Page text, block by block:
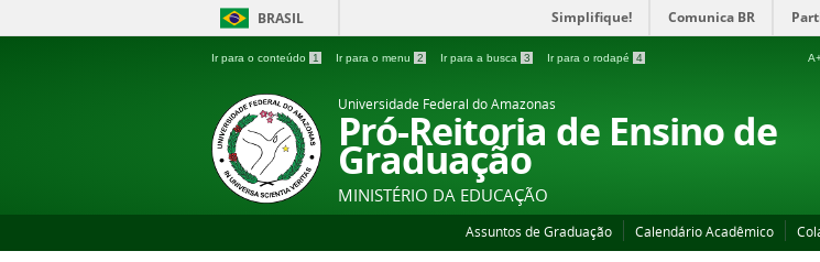
BRASIL Simplifique! Comunica BR
Ir para o conteúdo 1 Ir para o menu 2 Ir para a busca 3 Ir para o rodapé 4
Universidade Federal do Amazonas
Pró-Reitoria de Ensino de
Graduação
MINISTÉRIO DA EDUCAÇÃO
Assuntos de Graduação Calendário Acadêmico